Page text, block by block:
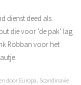
dienst deed als
die voor ‘de pak’ lag
Robban voor het
door Europa, Scandinavie